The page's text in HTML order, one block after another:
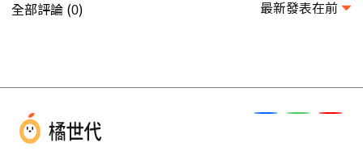
全部評論 (0) 最新發表在前